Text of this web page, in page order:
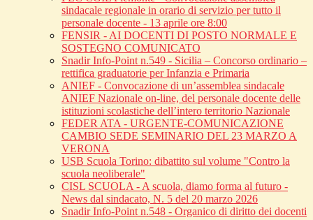
sindacale regionale in orario di servizio per tutto il
personale docente - 13 aprile ore 8:00
FENSIR - AI DOCENTI DI POSTO NORMALE E
SOSTEGNO COMUNICATO
Snadir Info-Point n.549 - Sicilia – Concorso ordinario –
rettifica graduatorie per Infanzia e Primaria
ANIEF - Convocazione di un’assemblea sindacale
ANIEF Nazionale on-line, del personale docente delle
istituzioni scolastiche dell’intero territorio Nazionale
FEDER ATA - URGENTE-COMUNICAZIONE
CAMBIO SEDE SEMINARIO DEL 23 MARZO A
VERONA
USB Scuola Torino: dibattito sul volume "Contro la
scuola neoliberale"
CISL SCUOLA - A scuola, diamo forma al futuro -
News dal sindacato, N. 5 del 20 marzo 2026
Snadir Info-Point n.548 - Organico di diritto dei docenti